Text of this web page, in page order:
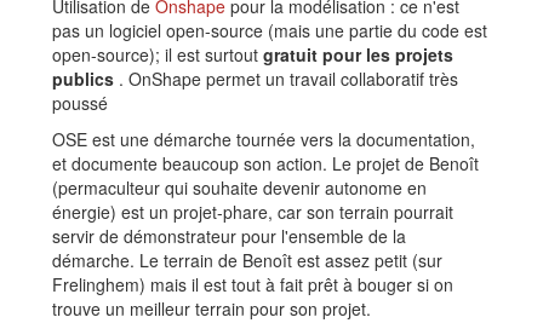
Utilisation de Onshape pour la modélisation : ce n'est
pas un logiciel open-source (mais une partie du code est
open-source); il est surtout gratuit pour les projets
publics . OnShape permet un travail collaboratif très
poussé
OSE est une démarche tournée vers la documentation,
et documente beaucoup son action. Le projet de Benoît
(permaculteur qui souhaite devenir autonome en
énergie) est un projet-phare, car son terrain pourrait
servir de démonstrateur pour l'ensemble de la
démarche. Le terrain de Benoît est assez petit (sur
Frelinghem) mais il est tout à fait prêt à bouger si on
trouve un meilleur terrain pour son projet.